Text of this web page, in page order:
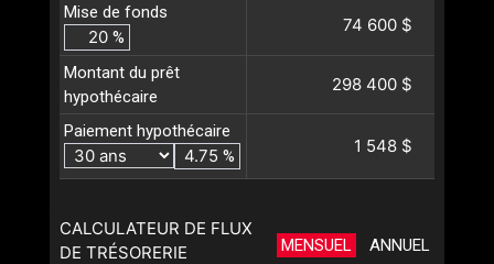
Mise de fonds
%
74 600 $
Montant du prêt
hypothécaire
298 400 $
Paiement hypothécaire
%
1 548 $
CALCULATEUR DE FLUX
DE TRÉSORERIE
MENSUEL ANNUEL